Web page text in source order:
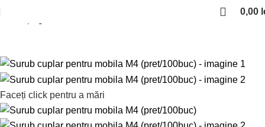
0,00
Faceți click pentru a mări